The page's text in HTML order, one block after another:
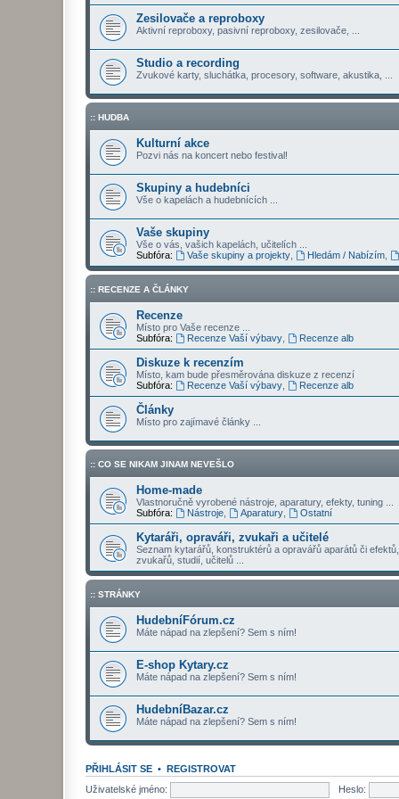
Zesilovače a reproboxy
Aktivní reproboxy, pasivní reproboxy, zesilovače, ...
Studio a recording
Zvukové karty, sluchátka, procesory, software, akustika, ...
:: HUDBA
Kulturní akce
Pozvi nás na koncert nebo festival!
Skupiny a hudebníci
Vše o kapelách a hudebnících ...
Vaše skupiny
Vše o vás, vašich kapelách, učitelích ...
Subfóra:
Vaše skupiny a projekty, Hledám / Nabízím,
:: RECENZE A ČLÁNKY
Recenze
Místo pro Vaše recenze ...
Subfóra:
Recenze Vaší výbavy, Recenze alb
Diskuze k recenzím
Místo, kam bude přesměrována diskuze z recenzí
Subfóra:
Recenze Vaší výbavy, Recenze alb
Články
Místo pro zajímavé články ...
:: CO SE NIKAM JINAM NEVEŠLO
Home-made
Vlastnoručně vyrobené nástroje, aparatury, efekty, tuning ...
Subfóra:
Nástroje, Aparatury, Ostatní
Kytaráři, opraváři, zvukaři a učitelé
Seznam kytarářů, konstruktérů a opravářů aparátů či efektů,
zvukařů, studií, učitelů ...
:: STRÁNKY
HudebníFórum.cz
Máte nápad na zlepšení? Sem s ním!
E-shop Kytary.cz
Máte nápad na zlepšení? Sem s ním!
HudebníBazar.cz
Máte nápad na zlepšení? Sem s ním!
PŘIHLÁSIT SE • REGISTROVAT
Uživatelské jméno:
Heslo: